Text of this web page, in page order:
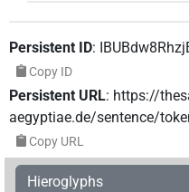
Persistent ID:
Copy ID
Persistent URL: https://
aegyptiae.de/sentence/
Copy URL
Hieroglyphs